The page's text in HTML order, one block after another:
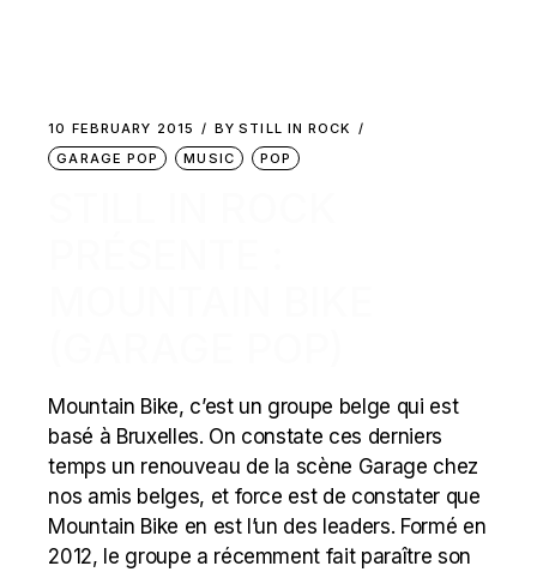
10 FEBRUARY 2015 BY STILL IN ROCK
GARAGE POP
MUSIC POP
Mountain Bike, c’est un groupe belge qui est
basé à Bruxelles. On constate ces derniers
temps un renouveau de la scène Garage chez
nos amis belges, et force est de constater que
Mountain Bike en est l’un des leaders. Formé en
2012, le groupe a récemment fait paraître son